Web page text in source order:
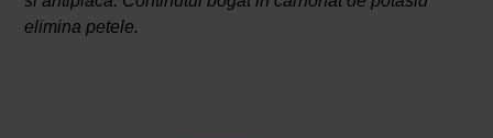
elimina petele.